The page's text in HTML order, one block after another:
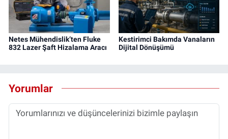
Netes Mühendislik’ten Fluke
832 Lazer Şaft Hizalama Aracı
Kestirimci Bakımda Vanaların
Dijital Dönüşümü
Yorumlar